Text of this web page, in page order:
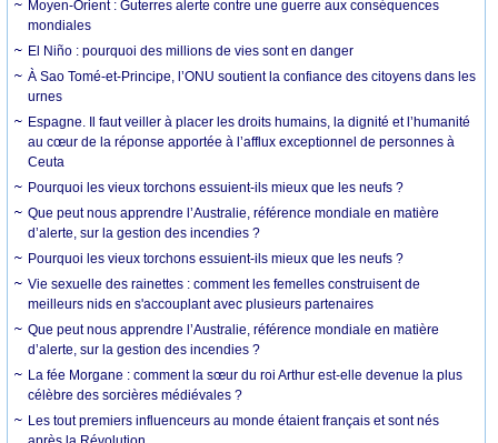
Moyen-Orient : Guterres alerte contre une guerre aux conséquences
mondiales
El Niño : pourquoi des millions de vies sont en danger
À Sao Tomé-et-Principe, l’ONU soutient la confiance des citoyens dans les
urnes
Espagne. Il faut veiller à placer les droits humains, la dignité et l’humanité
au cœur de la réponse apportée à l’afflux exceptionnel de personnes à
Ceuta
Pourquoi les vieux torchons essuient-ils mieux que les neufs ?
Que peut nous apprendre l’Australie, référence mondiale en matière
d’alerte, sur la gestion des incendies ?
Pourquoi les vieux torchons essuient-ils mieux que les neufs ?
Vie sexuelle des rainettes : comment les femelles construisent de
meilleurs nids en s'accouplant avec plusieurs partenaires
Que peut nous apprendre l’Australie, référence mondiale en matière
d’alerte, sur la gestion des incendies ?
La fée Morgane : comment la sœur du roi Arthur est-elle devenue la plus
célèbre des sorcières médiévales ?
Les tout premiers influenceurs au monde étaient français et sont nés